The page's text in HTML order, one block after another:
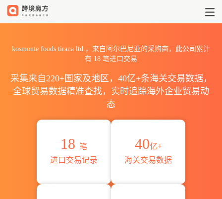
kosmonte foods tirana ltd.，来自阿尔巴尼亚的采购商，此公司累计
有 18 笔进口交易
采集来自220+国家及地区，40亿+条海关交易数据，
全球贸易数据精准查找，实时追踪海外企业贸易动
态
18 笔
进口交易记录
40亿+
海关交易数据